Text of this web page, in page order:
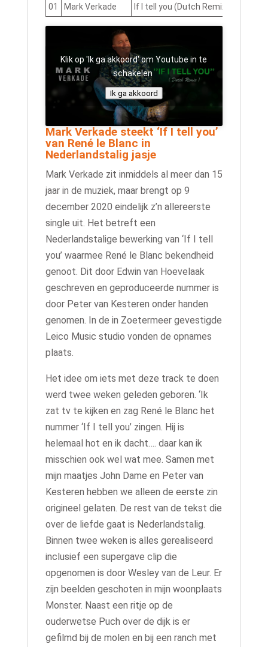
01
Mark Verkade If I tell you (Dutch Remix)
Klik op 'Ik ga akkoord' om Youtube in te
schakelen
Ik ga akkoord
Mark Verkade steekt ‘If I tell you’
van René le Blanc in
Nederlandstalig jasje
Mark Verkade zit inmiddels al meer dan 15
jaar in de muziek, maar brengt op 9
december 2020 eindelijk z’n allereerste
single uit. Het betreft een
Nederlandstalige bewerking van ‘If I tell
you’ waarmee René le Blanc bekendheid
genoot. Dit door Edwin van Hoevelaak
geschreven en geproduceerde nummer is
door Peter van Kesteren onder handen
genomen. In de in Zoetermeer gevestigde
Leico Music studio vonden de opnames
plaats.
Het idee om iets met deze track te doen
werd twee weken geleden geboren. ‘Ik
zat tv te kijken en zag René le Blanc het
nummer ‘If I tell you’ zingen. Hij is
helemaal hot en ik dacht…. daar kan ik
misschien ook wel wat mee. Samen met
mijn maatjes John Dame en Peter van
Kesteren hebben we alleen de eerste zin
origineel gelaten. De rest van de tekst die
over de liefde gaat is Nederlandstalig.
Binnen twee weken is alles gerealiseerd
inclusief een supergave clip die
opgenomen is door Wesley van de Leur. Er
zijn beelden geschoten in mijn woonplaats
Monster. Naast een ritje op de
ouderwetse Puch over de dijk is er
gefilmd bij de molen en bij een ranch met